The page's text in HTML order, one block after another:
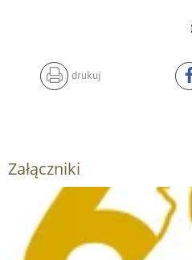
drukuj
Załączniki
Otwórz załącznik WhatsApp